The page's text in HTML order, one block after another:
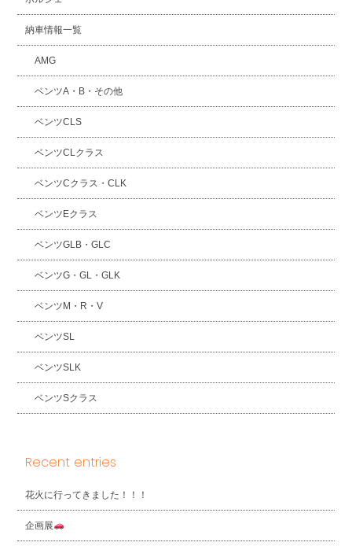
納車情報一覧
AMG
ベンツA・B・その他
ベンツCLS
ベンツCLクラス
ベンツCクラス・CLK
ベンツEクラス
ベンツGLB・GLC
ベンツG・GL・GLK
ベンツM・R・V
ベンツSL
ベンツSLK
ベンツSクラス
Recent entries
花火に行ってきました！！！
企画展